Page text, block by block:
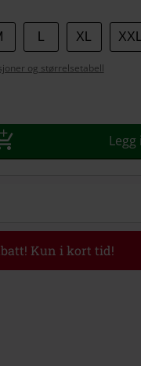
XL XXL
og størrelsetabell
Kun i kort tid!